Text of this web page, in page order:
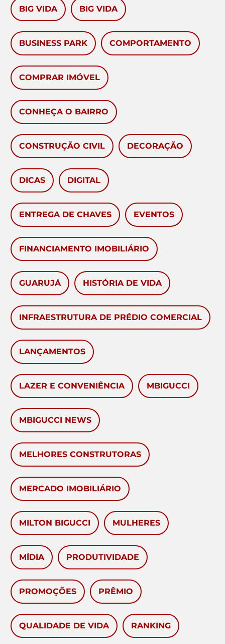
BIG VIDA BIG VIDA
BUSINESS PARK COMPORTAMENTO
COMPRAR IMÓVEL
CONHEÇA O BAIRRO
CONSTRUÇÃO CIVIL DECORAÇÃO
DICAS DIGITAL
ENTREGA DE CHAVES EVENTOS
FINANCIAMENTO IMOBILIÁRIO
GUARUJÁ HISTÓRIA DE VIDA
INFRAESTRUTURA DE PRÉDIO COMERCIAL
LANÇAMENTOS
LAZER E CONVENIÊNCIA MBIGUCCI
MBIGUCCI NEWS
MELHORES CONSTRUTORAS
MERCADO IMOBILIÁRIO
MILTON BIGUCCI MULHERES
MÍDIA PRODUTIVIDADE
PROMOÇÕES PRÊMIO
QUALIDADE DE VIDA RANKING